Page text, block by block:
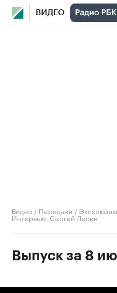
ВИДЕО
Видео / Передачи /
Интервью. Сергей Лесин
Выпуск за 8